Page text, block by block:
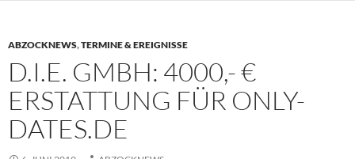
ABZOCKNEWS,TERMINE & EREIGNISSE
D.I.E. GMBH: 4000,- €
ERSTATTUNG FÜR ONLY-
DATES.DE